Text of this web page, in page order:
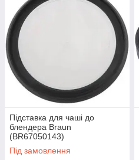
Підставка для чаші до
блендера Braun
(BR67050143)
Під замовлення